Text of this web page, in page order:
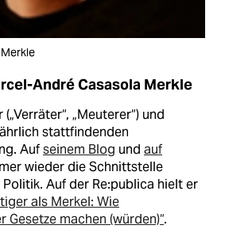
André Casasola Merkle
„Meuterer“) und
stattfindenden
Aufseinem Blog und auf
wieder die Schnittstelle
Auf der Re:publica hielt er
als Merkel: Wie
machen (würden)“.